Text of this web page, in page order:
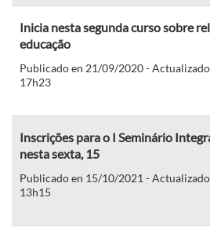
Inicia nesta segunda curso sobre
educação
Publicado en 21/09/2020 -
17h23
Inscrições para o I Seminário
nesta sexta, 15
Publicado en 15/10/2021 -
13h15